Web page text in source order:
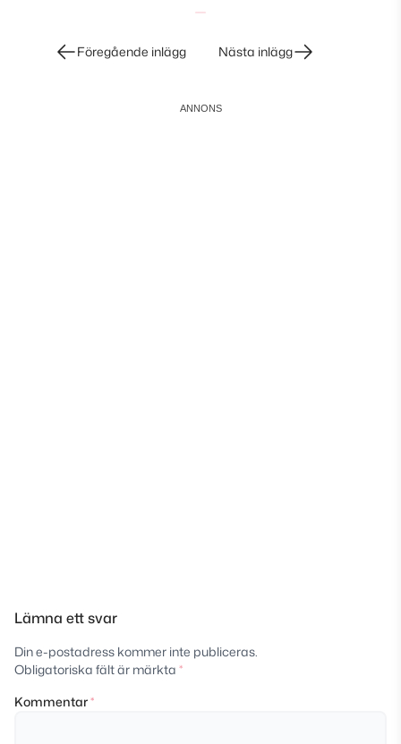
InläggsnavigeringFöregående inlägg Nästa inlägg
Lämna ett svar
Din e-postadress kommer inte publiceras.
Obligatoriska fält är märkta *
Kommentar*